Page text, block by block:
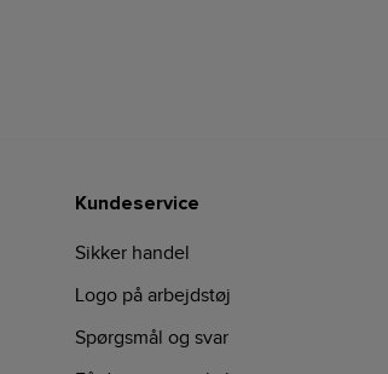
Kundeservice
Sikker handel
Logo på arbejdstøj
Spørgsmål og svar